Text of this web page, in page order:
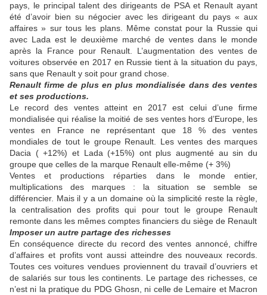
pays, le principal talent des dirigeants de PSA et Renault ayant
été d’avoir bien su négocier avec les dirigeant du pays « aux
affaires » sur tous les plans. Même constat pour la Russie qui
avec Lada est le deuxième marché de ventes dans le monde
après la France pour Renault. L’augmentation des ventes de
voitures observée en 2017 en Russie tient à la situation du pays,
sans que Renault y soit pour grand chose.
Renault firme de plus en plus mondialisée dans des ventes
et ses productions.
Le record des ventes atteint en 2017 est celui d’une firme
mondialisée qui réalise la moitié de ses ventes hors d’Europe, les
ventes en France ne représentant que 18 % des ventes
mondiales de tout le groupe Renault. Les ventes des marques
Dacia ( +12%) et Lada (+15%) ont plus augmenté au sin du
groupe que celles de la marque Renault elle-même (+ 3%)
Ventes et productions réparties dans le monde entier,
multiplications des marques : la situation se semble se
différencier. Mais il y a un domaine où la simplicité reste la règle,
la centralisation des profits qui pour tout le groupe Renault
remonte dans les mêmes comptes financiers du siège de Renault
Imposer un autre partage des richesses
En conséquence directe du record des ventes annoncé, chiffre
d’affaires et profits vont aussi atteindre des nouveaux records.
Toutes ces voitures vendues proviennent du travail d’ouvriers et
de salariés sur tous les continents. Le partage des richesses, ce
n’est ni la pratique du PDG Ghosn, ni celle de Lemaire et Macron